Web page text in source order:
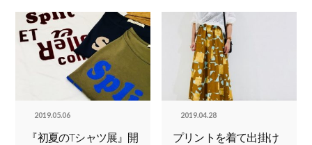
2019.05.06
『初夏のTシャツ展』開
2019.04.28
プリントを着て出掛け